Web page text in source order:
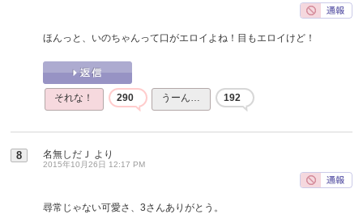
ほんっと、いのちゃんって口がエロイよね！目もエロイけど！
それな！ 290 うーん… 192
8 名無しだＪ より
2015年10月26日 12:17 PM
尋常じゃない可愛さ、3さんありがとう。